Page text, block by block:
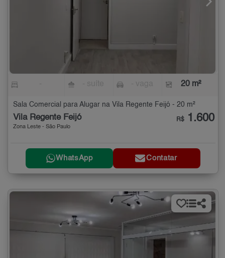
20 m²
Sala Comercial para Alugar na Vila Regente Feijó - 20 m²
Vila Regente Feijó
Zona Leste - São Paulo
R$ 1.600
WhatsApp Contatar